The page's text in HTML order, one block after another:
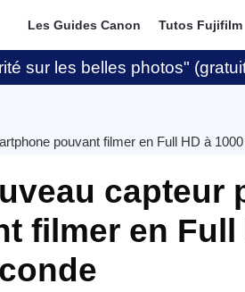
Les Guides Canon Tutos Fujifilm
sur les belles photos"
pouvant filmer en Full HD à
capteur
filmer en Full